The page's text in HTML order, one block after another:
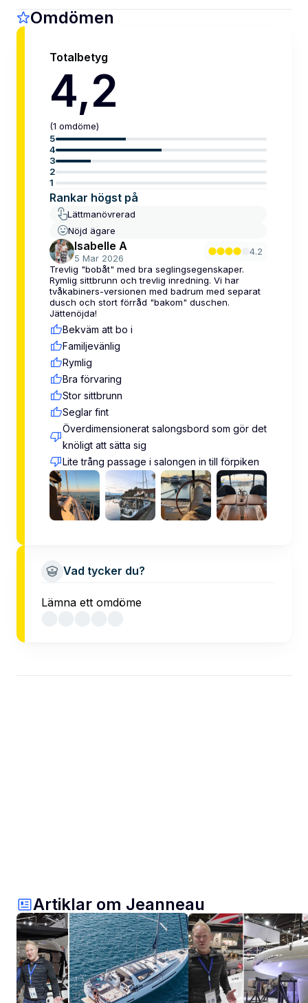
Omdömen
Totalbetyg
4,2
(1 omdöme)
5
4
3
2
1
Rankar högst på
Lättmanövrerad
Nöjd ägare
Isabelle A
5 Mar 2026
4.2
Trevlig "bobåt" med bra seglingsegenskaper.
Rymlig sittbrunn och trevlig inredning. Vi har
tvåkabiners-versionen med badrum med separat
dusch och stort förråd "bakom" duschen.
Jättenöjda!
Bekväm att bo i
Familjevänlig
Rymlig
Bra förvaring
Stor sittbrunn
Seglar fint
Överdimensionerat salongsbord som gör det
knöligt att sätta sig
Lite trång passage i salongen in till förpiken
Vad tycker du?
Lämna ett omdöme
Artiklar om Jeanneau